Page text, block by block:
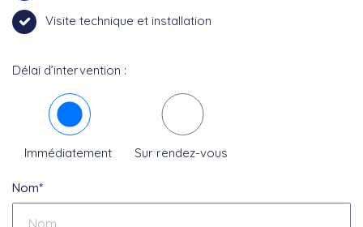
Visite technique et installation
Délai d’intervention :
Immédiatement Sur rendez-vous
Nom*